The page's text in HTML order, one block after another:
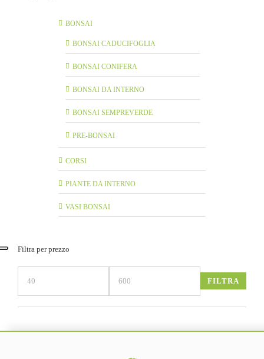
BONSAI
BONSAI CADUCIFOGLIA
BONSAI CONIFERA
BONSAI DA INTERNO
BONSAI SEMPREVERDE
PRE-BONSAI
CORSI
PIANTE DA INTERNO
VASI BONSAI
Filtra per prezzo
Min
Max
FILTRA